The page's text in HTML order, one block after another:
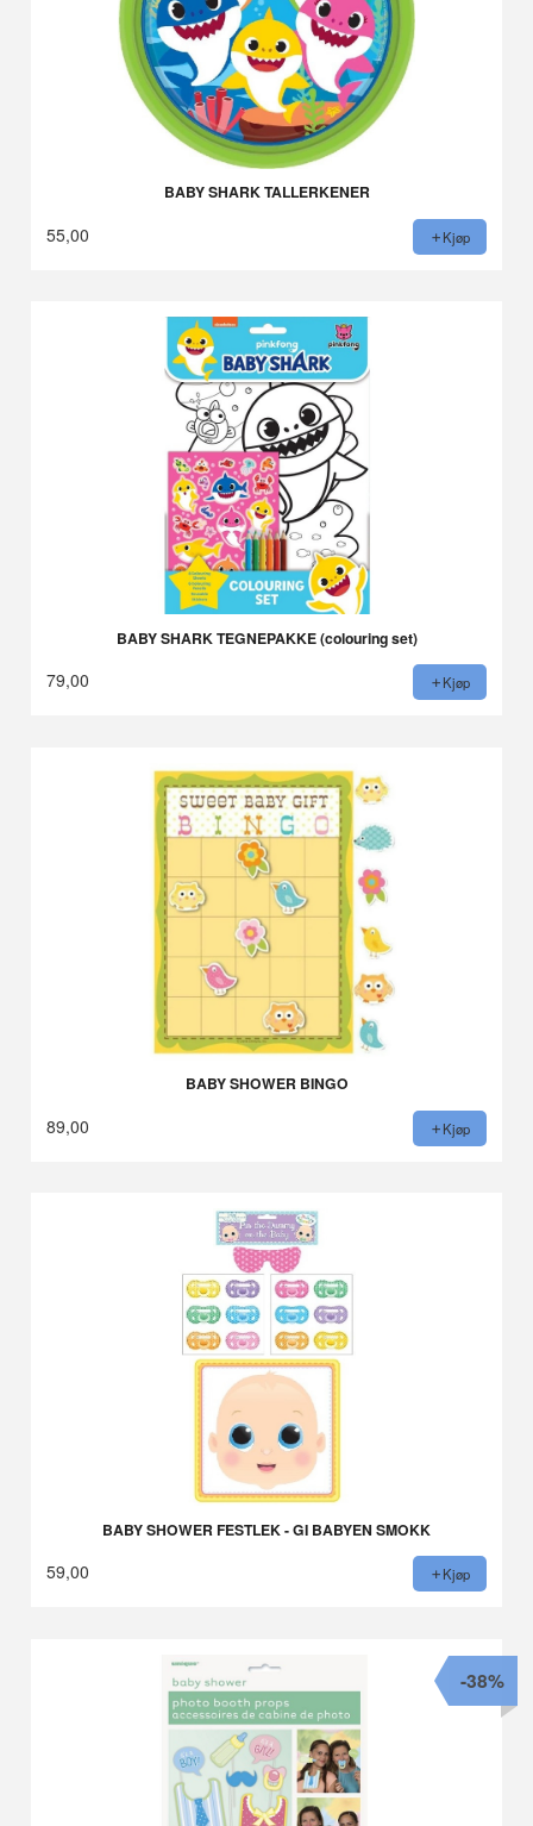
BABY SHARK TALLERKENER
55,00 Kjøp
BABY SHARK TEGNEPAKKE (colouring set)
79,00 Kjøp
BABY SHOWER BINGO
89,00 Kjøp
BABY SHOWER FESTLEK - GI BABYEN SMOKK
59,00 Kjøp
-38%